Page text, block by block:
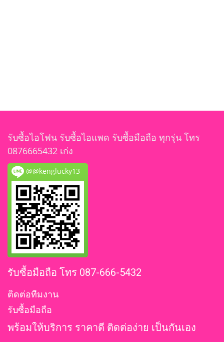
รับซื้อไอโฟน รับซื้อไอแพด รับซื้อมือถือ ทุกรุ่น โทร
0876665432 เก่ง
@@kenglucky13
รับซื้อมือถือ โทร 087-666-5432
ติดต่อทีมงาน
รับซื้อมือถือ
พร้อมให้บริการ ราคาดี ติดต่อง่าย เป็นกันเอง